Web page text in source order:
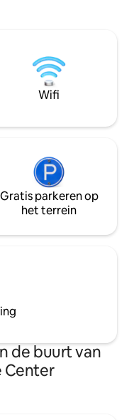
binnengalerieën,
de stad en 24-
Wifi
Gratis parkeren op
het terrein
de buurt van
Center